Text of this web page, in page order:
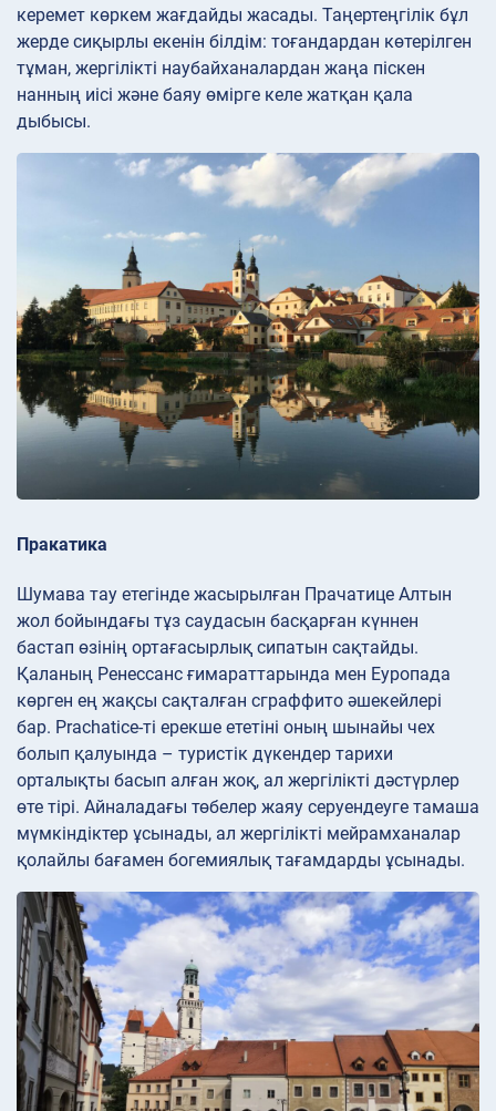
керемет көркем жағдайды жасады. Таңертеңгілік бұл
жерде сиқырлы екенін білдім: тоғандардан көтерілген
тұман, жергілікті наубайханалардан жаңа піскен
нанның иісі және баяу өмірге келе жатқан қала
дыбысы.
Пракатика
Шумава тау етегінде жасырылған Прачатице Алтын
жол бойындағы тұз саудасын басқарған күннен
бастап өзінің ортағасырлық сипатын сақтайды.
Қаланың Ренессанс ғимараттарында мен Еуропада
көрген ең жақсы сақталған сграффито әшекейлері
бар. Prachatice-ті ерекше ететіні оның шынайы чех
болып қалуында – туристік дүкендер тарихи
орталықты басып алған жоқ, ал жергілікті дәстүрлер
өте тірі. Айналадағы төбелер жаяу серуендеуге тамаша
мүмкіндіктер ұсынады, ал жергілікті мейрамханалар
қолайлы бағамен богемиялық тағамдарды ұсынады.